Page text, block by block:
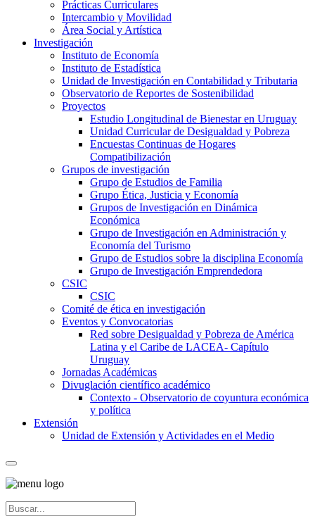
Prácticas Curriculares
Intercambio y Movilidad
Área Social y Artística
Investigación
Instituto de Economía
Instituto de Estadística
Unidad de Investigación en Contabilidad y Tributaria
Observatorio de Reportes de Sostenibilidad
Proyectos
Estudio Longitudinal de Bienestar en Uruguay
Unidad Curricular de Desigualdad y Pobreza
Encuestas Continuas de Hogares
Compatibilización
Grupos de investigación
Grupo de Estudios de Familia
Grupo Ética, Justicia y Economía
Grupos de Investigación en Dinámica
Económica
Grupo de Investigación en Administración y
Economía del Turismo
Grupo de Estudios sobre la disciplina Economía
Grupo de Investigación Emprendedora
CSIC
CSIC
Comité de ética en investigación
Eventos y Convocatorias
Red sobre Desigualdad y Pobreza de América
Latina y el Caribe de LACEA- Capítulo
Uruguay
Jornadas Académicas
Divuglación científico académico
Contexto - Observatorio de coyuntura económica
y política
Extensión
Unidad de Extensión y Actividades en el Medio